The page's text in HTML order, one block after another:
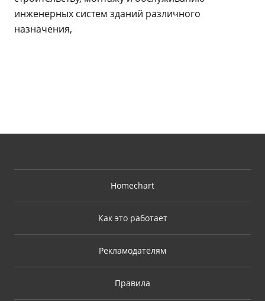
инженерных систем зданий различного
назначения,
Homechart
Как это работает
Рекламодателям
Правила